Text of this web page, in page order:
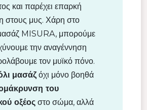
και παρέχει επαρκή
στους μυς. Χάρη στο
MISURA, μπορούμε
την αναγέννηση
τον μυϊκό πόνο.
μασάζ όχι μόνο βοηθά
του
οξέος στο σώμα, αλλά